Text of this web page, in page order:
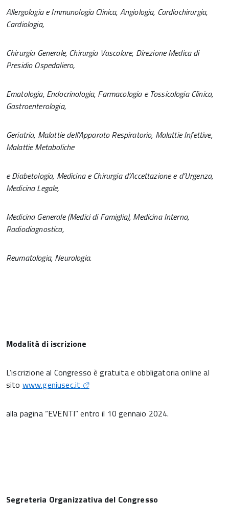
Allergologia e Immunologia Clinica, Angiologia, Cardiochirurgia,
Cardiologia,
Chirurgia Generale, Chirurgia Vascolare, Direzione Medica di
Presidio Ospedaliero,
Ematologia, Endocrinologia, Farmacologia e Tossicologia Clinica,
Gastroenterologia,
Geriatria, Malattie dell’Apparato Respiratorio, Malattie Infettive,
Malattie Metaboliche
e Diabetologia, Medicina e Chirurgia d’Accettazione e d’Urgenza,
Medicina Legale,
Medicina Generale (Medici di Famiglia), Medicina Interna,
Radiodiagnostica,
Reumatologia, Neurologia.
Modalità di iscrizione
L’iscrizione al Congresso è gratuita e obbligatoria online al
sito www.geniusec.it
alla pagina “EVENTI” entro il 10 gennaio 2024.
Segreteria Organizzativa del Congresso